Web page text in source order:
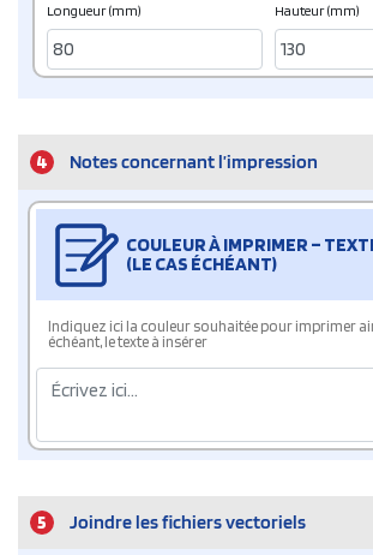
Longueur (mm) Hauteur (mm)
4 Notes concernant l’impression
COULEUR À IMPRIMER –
(LE CAS ÉCHÉANT)
Indiquez ici la couleur souhaitée pour imprimer
échéant, le texte à insérer
5 Joindre les fichiers vectoriels